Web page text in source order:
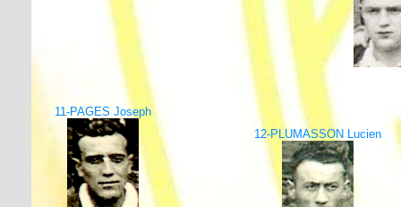
11-PAGES Joseph
12-PLUMASSON Lucien